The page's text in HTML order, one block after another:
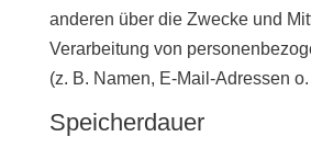
anderen über die Zwecke und
Verarbeitung von
(z. B. Namen, E-Mail-Adressen
Speicherdauer